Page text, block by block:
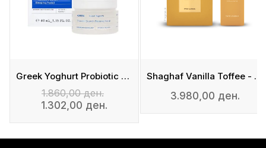
Greek Yoghurt Probiotic Quench Sleeping Facial
1.860,00 ден.
1.302,00 ден.
Shaghaf Vanilla Toffee - Eau De Parfum
3.980,00 ден.